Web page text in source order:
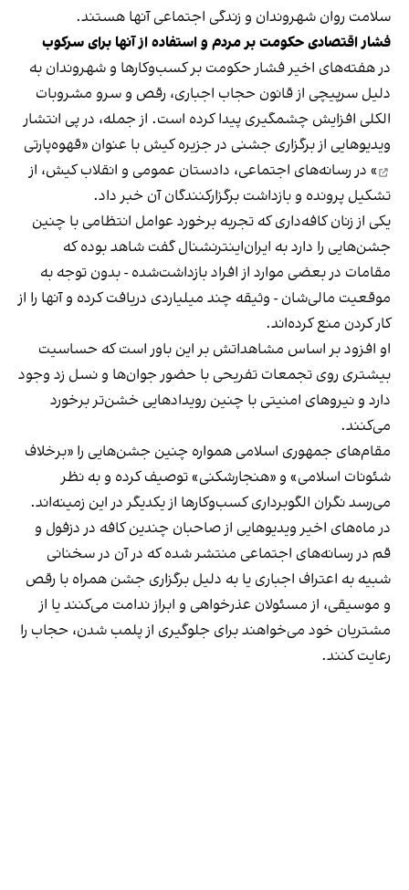
سلامت روان شهروندان و زندگی اجتماعی آنها هستند.
فشار اقتصادی حکومت بر مردم و استفاده از آنها برای سرکوب
در هفته‌های اخیر فشار حکومت بر کسب‌وکارها و شهروندان به
دلیل سرپیچی از قانون حجاب اجباری، رقص و سرو مشروبات
الکلی افزایش چشمگیری پیدا کرده است. از جمله، در پی انتشار
ویدیوهایی از برگزاری جشنی در جزیره کیش با عنوان «قهوه‌پارتی
» در رسانه‌های اجتماعی، دادستان عمومی و انقلاب کیش، از
تشکیل پرونده و بازداشت برگزارکنندگان آن خبر داد.
یکی از زنان کافه‌داری که تجربه برخورد عوامل انتظامی با چنین
جشن‌هایی را دارد به ایران‌اینترنشنال گفت شاهد بوده که
مقامات در بعضی موارد از افراد بازداشت‌‌شده - بدون توجه به
موقعیت مالی‌شان - وثیقه چند میلیاردی دریافت کرده و آنها را از
کار کردن منع کرده‌اند.
او افزود بر اساس مشاهداتش بر این باور است که حساسیت
بیشتری روی تجمعات تفریحی با حضور جوان‌ها و نسل زد وجود
دارد و نیروهای امنیتی با چنین رویدادهایی خشن‌تر برخورد
می‌کنند.
مقام‌های جمهوری اسلامی همواره چنین جشن‌هایی را «برخلاف
شئونات اسلامی» و «هنجارشکنی» توصیف کرده و به نظر
می‌رسد نگران الگوبرداری کسب‌وکارها از یکدیگر در این زمینه‌اند.
در ماه‌های اخیر ویدیوهایی از صاحبان چندین کافه در دزفول و
قم در رسانه‌های اجتماعی منتشر شده که در آن در سخنانی
شبیه به اعتراف اجباری یا به دلیل برگزاری جشن همراه با رقص
و موسیقی، از مسئولان عذرخواهی و ابراز ندامت می‌کنند یا از
مشتریان خود می‌خواهند برای جلوگیری از پلمب شدن، حجاب را
رعایت کنند.